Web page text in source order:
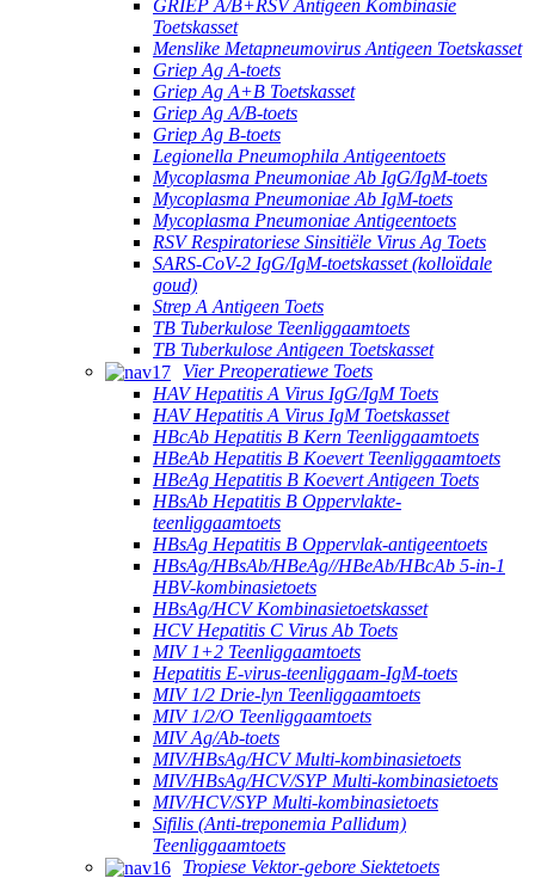
GRIEP A/B+RSV Antigeen Kombinasie
Toetskasset
Menslike Metapneumovirus Antigeen Toetskasset
Griep Ag A-toets
Griep Ag A+B Toetskasset
Griep Ag A/B-toets
Griep Ag B-toets
Legionella Pneumophila Antigeentoets
Mycoplasma Pneumoniae Ab IgG/IgM-toets
Mycoplasma Pneumoniae Ab IgM-toets
Mycoplasma Pneumoniae Antigeentoets
RSV Respiratoriese Sinsitiële Virus Ag Toets
SARS-CoV-2 IgG/IgM-toetskasset (kolloïdale
goud)
Strep A Antigeen Toets
TB Tuberkulose Teenliggaamtoets
TB Tuberkulose Antigeen Toetskasset
Vier Preoperatiewe Toets
HAV Hepatitis A Virus IgG/IgM Toets
HAV Hepatitis A Virus IgM Toetskasset
HBcAb Hepatitis B Kern Teenliggaamtoets
HBeAb Hepatitis B Koevert Teenliggaamtoets
HBeAg Hepatitis B Koevert Antigeen Toets
HBsAb Hepatitis B Oppervlakte-
teenliggaamtoets
HBsAg Hepatitis B Oppervlak-antigeentoets
HBsAg/HBsAb/HBeAg//HBeAb/HBcAb 5-in-1
HBV-kombinasietoets
HBsAg/HCV Kombinasietoetskasset
HCV Hepatitis C Virus Ab Toets
MIV 1+2 Teenliggaamtoets
Hepatitis E-virus-teenliggaam-IgM-toets
MIV 1/2 Drie-lyn Teenliggaamtoets
MIV 1/2/O Teenliggaamtoets
MIV Ag/Ab-toets
MIV/HBsAg/HCV Multi-kombinasietoets
MIV/HBsAg/HCV/SYP Multi-kombinasietoets
MIV/HCV/SYP Multi-kombinasietoets
Sifilis (Anti-treponemia Pallidum)
Teenliggaamtoets
Tropiese Vektor-gebore Siektetoets